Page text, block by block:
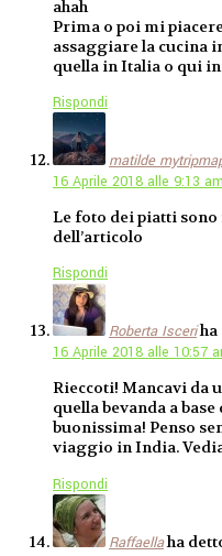
ahah
Prima o poi mi
assaggiare la cucina
quella in Italia o qui
Rispondi
matilde
16 Aprile 2018 alle 9:13 am
Le foto dei piatti
dell’articolo
Rispondi
Roberta Isceriha
16 Aprile 2018 alle 10:57
Rieccoti! Mancavi da
quella bevanda a
buonissima! Penso
viaggio in India.
Rispondi
Raffaellaha